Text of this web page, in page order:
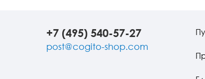
+7 (495) 540-57-27
post@cogito-shop.com